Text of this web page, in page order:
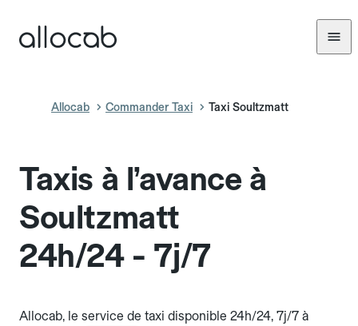
Allocab Commander Taxi Taxi Soultzmatt
Taxis à l’avance à
Soultzmatt
24h/24 - 7j/7
Allocab, le service de taxi disponible 24h/24, 7j/7 à